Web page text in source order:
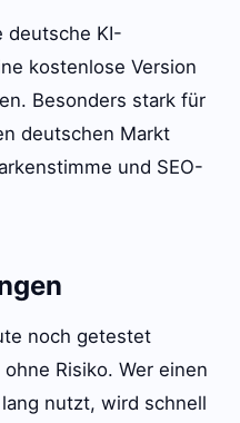
deutsche KI-
kostenlose Version
Besonders stark für
deutschen Markt
und SEO-
noch getestet
Risiko. Wer einen
nutzt, wird schnell